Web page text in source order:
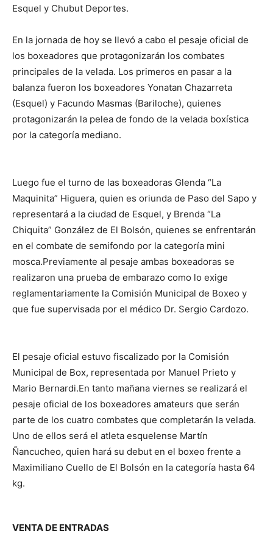
Esquel y Chubut Deportes.
En la jornada de hoy se llevó a cabo el pesaje oficial de
los boxeadores que protagonizarán los combates
principales de la velada. Los primeros en pasar a la
balanza fueron los boxeadores Yonatan Chazarreta
(Esquel) y Facundo Masmas (Bariloche), quienes
protagonizarán la pelea de fondo de la velada boxística
por la categoría mediano.
Luego fue el turno de las boxeadoras Glenda “La
Maquinita” Higuera, quien es oriunda de Paso del Sapo y
representará a la ciudad de Esquel, y Brenda “La
Chiquita” González de El Bolsón, quienes se enfrentarán
en el combate de semifondo por la categoría mini
mosca.Previamente al pesaje ambas boxeadoras se
realizaron una prueba de embarazo como lo exige
reglamentariamente la Comisión Municipal de Boxeo y
que fue supervisada por el médico Dr. Sergio Cardozo.
El pesaje oficial estuvo fiscalizado por la Comisión
Municipal de Box, representada por Manuel Prieto y
Mario Bernardi.En tanto mañana viernes se realizará el
pesaje oficial de los boxeadores amateurs que serán
parte de los cuatro combates que completarán la velada.
Uno de ellos será el atleta esquelense Martín
Ñancucheo, quien hará su debut en el boxeo frente a
Maximiliano Cuello de El Bolsón en la categoría hasta 64
kg.
VENTA DE ENTRADAS